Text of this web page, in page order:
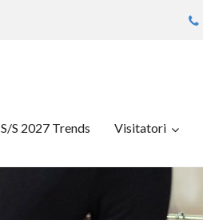
S/S 2027 Trends Visitatori